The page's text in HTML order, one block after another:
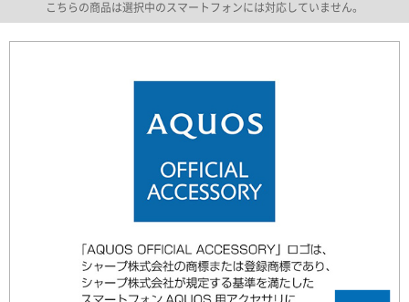
こちらの商品は選択中のスマートフォンには対応していません。